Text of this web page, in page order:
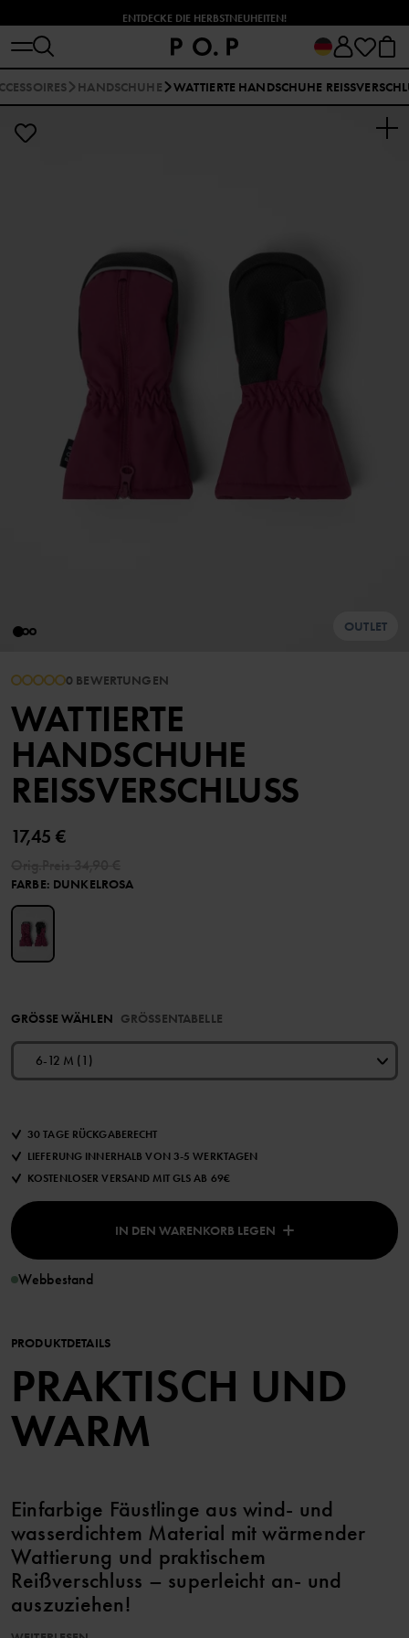
ENTDECKE DIE HERBSTNEUHEITEN!
HANDSCHUHE WATTIERTE HANDSCHUHE
OUTLET
0 BEWERTUNGEN
WATTIERTE
HANDSCHUHE
REISSVERSCHLUSS
17,45 €
FARBE: DUNKELROSA
GRÖSSE WÄHLEN GRÖSSENTABELLE
6-12 M (1)
30 TAGE RÜCKGABERECHT
LIEFERUNG INNERHALB VON 3-5 WERKTAGEN
KOSTENLOSER VERSAND MIT GLS AB 69€
IN DEN WARENKORB LEGEN
Webbestand
PRODUKTDETAILS
PRAKTISCH UND
WARM
Einfarbige Fäustlinge aus wind- und
wasserdichtem Material mit wärmender
Wattierung und praktischem
Reißverschluss – superleicht an- und
auszuziehen!